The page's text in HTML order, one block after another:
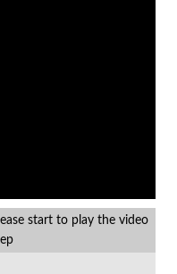
start to play the video